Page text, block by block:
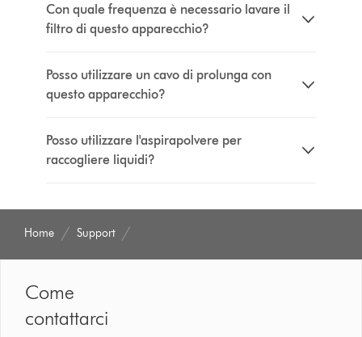
Con quale frequenza è necessario lavare il
filtro di questo apparecchio?
Posso utilizzare un cavo di prolunga con
questo apparecchio?
Posso utilizzare l'aspirapolvere per
raccogliere liquidi?
Home Support
Come
contattarci